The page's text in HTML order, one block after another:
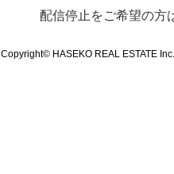
配信停止をご希望の方
Copyright© HASEKO REAL ESTATE